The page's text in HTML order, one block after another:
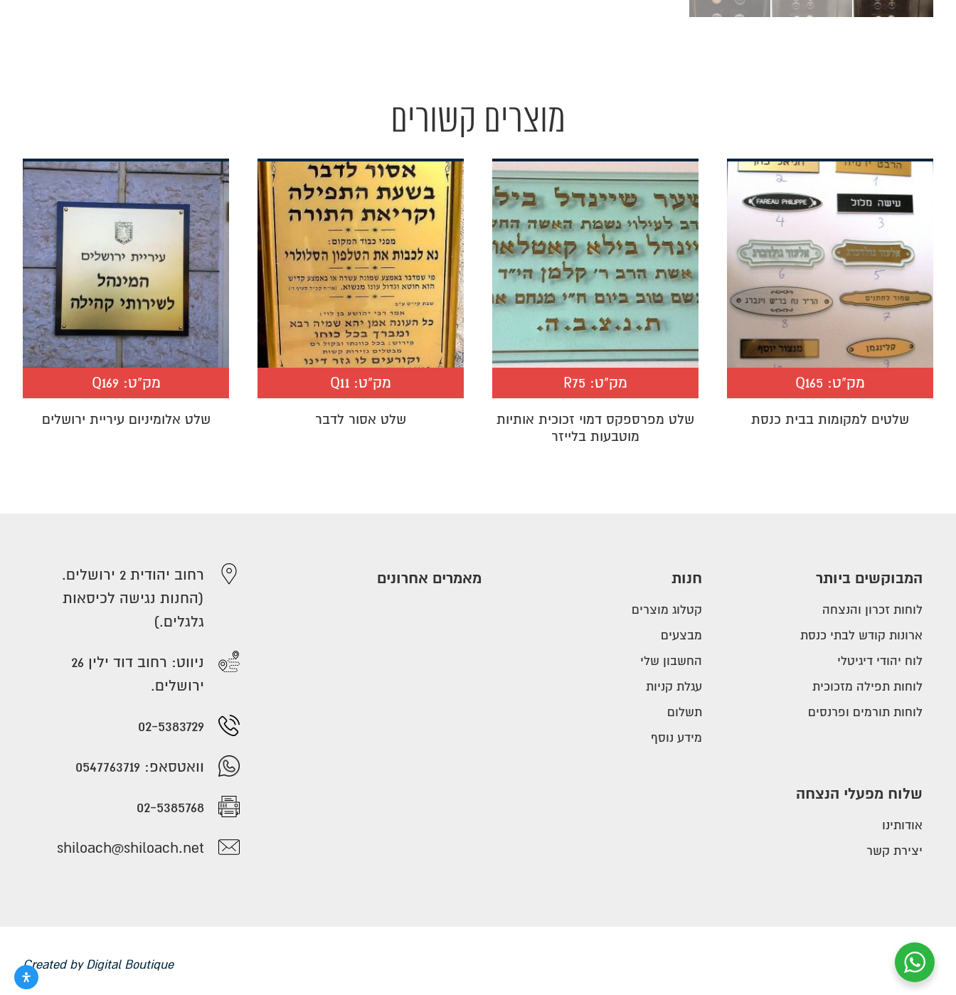
מוצרים קשורים
מק"ט: Q165
שלטים למקומות בבית כנסת
מק"ט: R75
שלט מפרספקס דמוי זכוכית אותיות
מוטבעות בלייזר
מק"ט: Q11
שלט אסור לדבר
מק"ט: Q169
שלט אלומיניום עיריית ירושלים
המבוקשים ביותר
לוחות זכרון והנצחה
ארונות קודש לבתי כנסת
לוח יהודי דיגיטלי
לוחות תפילה מזכוכית
לוחות תורמים ופרנסים
חנות
קטלוג מוצרים
מבצעים
החשבון שלי
עגלת קניות
תשלום
מידע נוסף
מאמרים אחרונים
שלוח מפעלי הנצחה
אודותינו
יצירת קשר
רחוב יהודית 2 ירושלים.
(החנות נגישה לכיסאות
גלגלים.)
ניווט: רחוב דוד ילין 26
ירושלים.
02-5383729
וואטסאפ: 0547763719
02-5385768
shiloach@shiloach.net
Facebook
Created byDigital Boutique